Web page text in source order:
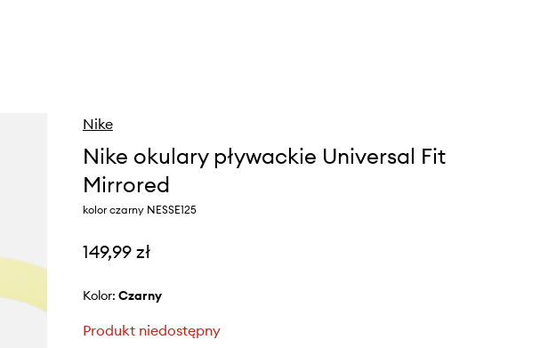
Nike
Nike okulary pływackie Universal Fit
Mirrored
kolor czarny NESSE125
149,99 zł
Kolor: czarny
Produkt niedostępny